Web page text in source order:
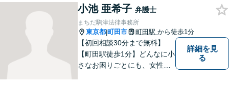
小池 亜希子 弁護士
まちだ駒津法律事務所
東京都|町田市 町田駅 から徒歩1分
【初回相談30分まで無料】
【町田駅徒歩1分】どんなに小
さなお困りごとにも、女性弁
詳細を見
る